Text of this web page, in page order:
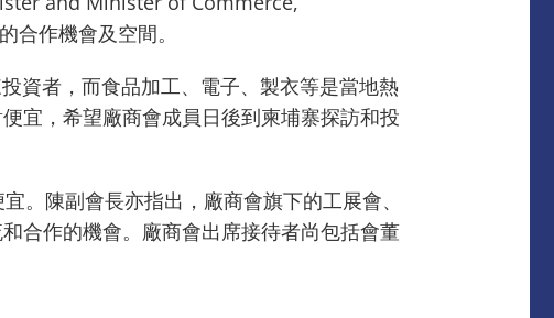
作機會及空間。
資者，而食品加工、電子、製衣等是當地熱
宜，希望廠商會成員日後到柬埔寨探訪和投
。陳副會長亦指出，廠商會旗下的工展會、
合作的機會。廠商會出席接待者尚包括會董